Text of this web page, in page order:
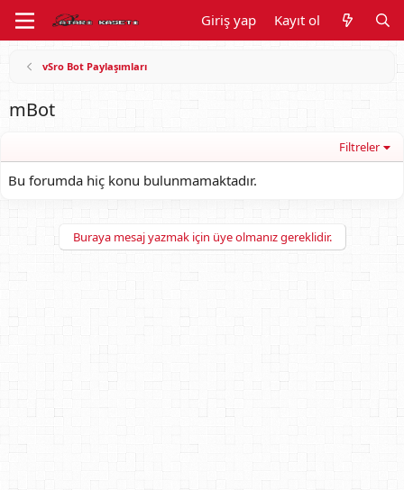
Giriş yap Kayıt ol
vSro Bot Paylaşımları
mBot
Filtreler
Bu forumda hiç konu bulunmamaktadır.
Buraya mesaj yazmak için üye olmanız gereklidir.